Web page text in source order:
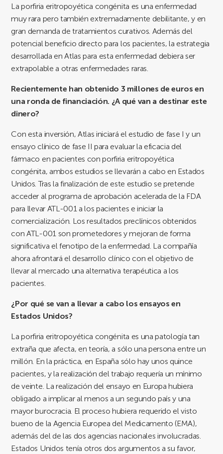
La porfiria eritropoyética congénita es una enfermedad
muy rara pero también extremadamente debilitante, y en
gran demanda de tratamientos curativos. Además del
potencial beneficio directo para los pacientes, la estrategia
desarrollada en Atlas para esta enfermedad debiera ser
extrapolable a otras enfermedades raras.
Recientemente han obtenido 3 millones de euros en
una ronda de financiación. ¿A qué van a destinar este
dinero?
Con esta inversión, Atlas iniciará el estudio de fase I y un
ensayo clínico de fase II para evaluar la eficacia del
fármaco en pacientes con porfiria eritropoyética
congénita, ambos estudios se llevarán a cabo en Estados
Unidos. Tras la finalización de este estudio se pretende
acceder al programa de aprobación acelerada de la FDA
para llevar ATL-001 a los pacientes e iniciar la
comercialización. Los resultados preclínicos obtenidos
con ATL-001 son prometedores y mejoran de forma
significativa el fenotipo de la enfermedad. La compañía
ahora afrontará el desarrollo clínico con el objetivo de
llevar al mercado una alternativa terapéutica a los
pacientes.
¿Por qué se van a llevar a cabo los ensayos en
Estados Unidos?
La porfiria eritropoyética congénita es una patología tan
extraña que afecta, en teoría, a sólo una persona entre un
millón. En la práctica, en España sólo hay unos quince
pacientes, y la realización del trabajo requería un mínimo
de veinte. La realización del ensayo en Europa hubiera
obligado a implicar al menos a un segundo país y una
mayor burocracia. El proceso hubiera requerido el visto
bueno de la Agencia Europea del Medicamento (EMA),
además del de las dos agencias nacionales involucradas.
Estados Unidos tenía otros dos argumentos a su favor,